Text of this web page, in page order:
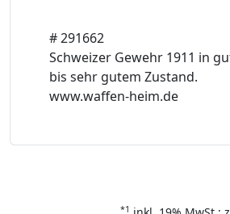
# 291662
Schweizer Gewehr 1911 in
bis sehr gutem Zustand.
www.waffen-heim.de
*1